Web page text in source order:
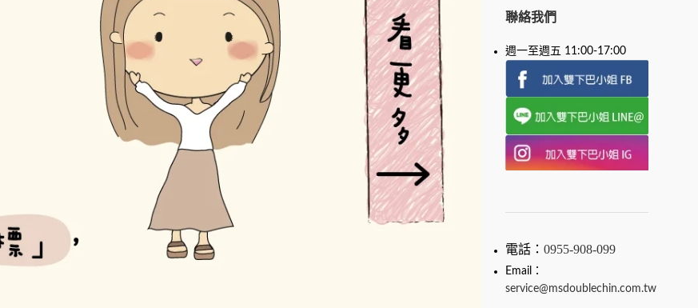
聯絡我們
週一至週五 11:00-17:00
電話：0955-908-099
Email：
service@msdoublechin.com.tw